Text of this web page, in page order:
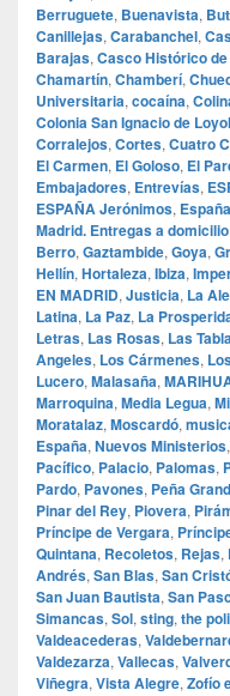
Berruguete, Buenavista,
Canillejas, Carabanchel,
Barajas, Casco Histórico
Chamartín, Chamberí,
Universitaria, cocaína,
Colonia San Ignacio de
Corralejos, Cortes, Cuatro
El Carmen, El Goloso, El
Embajadores, Entrevías,
ESPAÑA Jerónimos,
Madrid. Entregas a
Berro, Gaztambide, Goya,
Hellín, Hortaleza, Ibiza,
EN MADRID, Justicia, La
Latina, La Paz, La
Letras, Las Rosas, Las
Angeles, Los Cármenes,
Lucero, Malasaña,
Marroquina, Media Legua,
Moratalaz, Moscardó,
España, Nuevos Ministerios,
Pacífico, Palacio, Palomas,
Pardo, Pavones, Peña
Pinar del Rey, Piovera,
Príncipe de Vergara,
Quintana, Recoletos, Rejas,
Andrés, San Blas, San
San Juan Bautista, San
Simancas, Sol, sting, the
Valdeacederas,
Valdezarza, Vallecas,
Viñegra, Vista Alegre, Zofío